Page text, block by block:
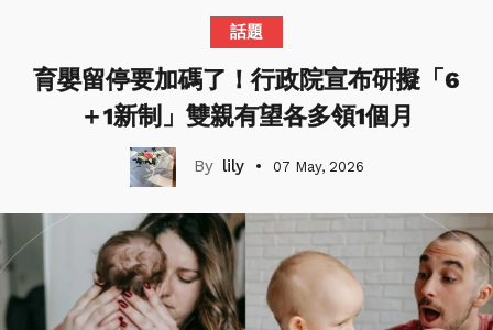
話題
育嬰留停要加碼了！行政院宣布研擬「6
＋1新制」雙親有望各多領1個月
lily 07 May, 2026